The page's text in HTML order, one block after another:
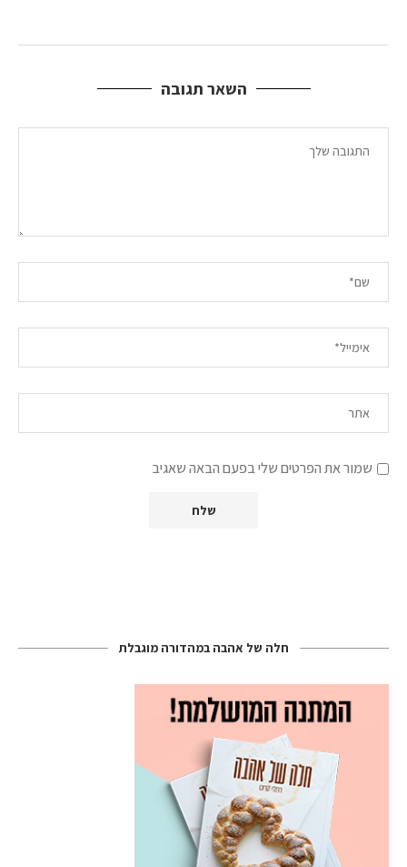
השאר תגובה
שמור את הפרטים שלי בפעם הבאה שאגיב
חלה של אהבה במהדורה מוגבלת